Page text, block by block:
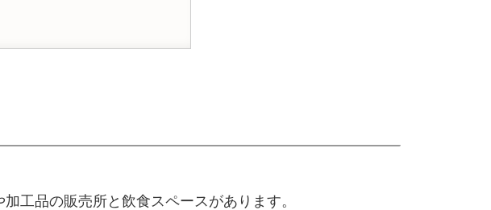
工品の販売所と飲食スペースがあります。